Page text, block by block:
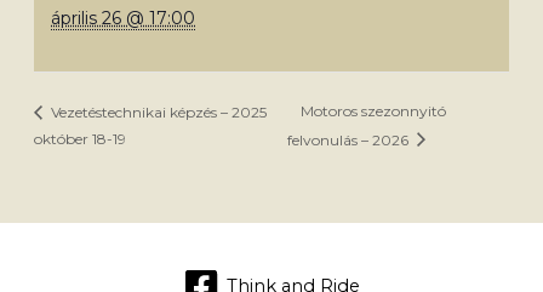
április 26 @ 17:00
Vezetéstechnikai képzés – 2025
október 18-19
Motoros szezonnyitó
felvonulás – 2026
Think and Ride